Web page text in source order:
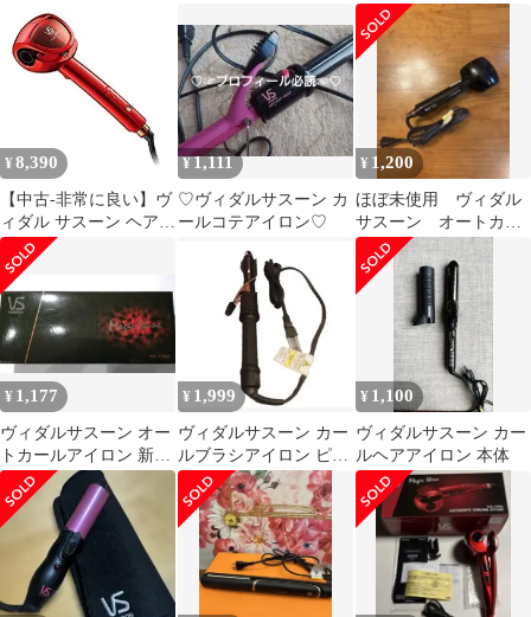
VSA-1990
ヘアー 袋 箱付き
¥ 8,390
【中古-非常に良い】ヴ
ィダル サスーン ヘアア
イロン オートカールア
イロン 3段階仕上り調
節 レッド VSA-1110/RJ
¥1,111
♡ヴィダルサスーン カ
ールコテアイロン♡
¥ 1,200
ほぼ未使用 ヴィダル
サスーン オートカー
ルアイロン黒
¥ 1,177
ヴィダルサスーン オー
トカールアイロン 新品
未使用
¥ 1,999
ヴィダルサスーン カー
ルブラシアイロン ピン
ク VSI-2400／PJ(1台)
¥ 1,100
ヴィダルサスーン カー
ルヘアアイロン 本体